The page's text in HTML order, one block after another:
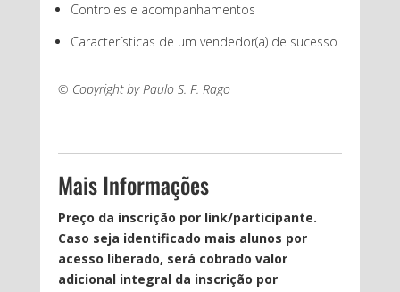
Controles e acompanhamentos
Características de um vendedor(a) de sucesso
© Copyright by Paulo S. F. Rago
Mais Informações
Preço da inscrição por link/participante.
Caso seja identificado mais alunos por
acesso liberado, será cobrado valor
adicional integral da inscrição por